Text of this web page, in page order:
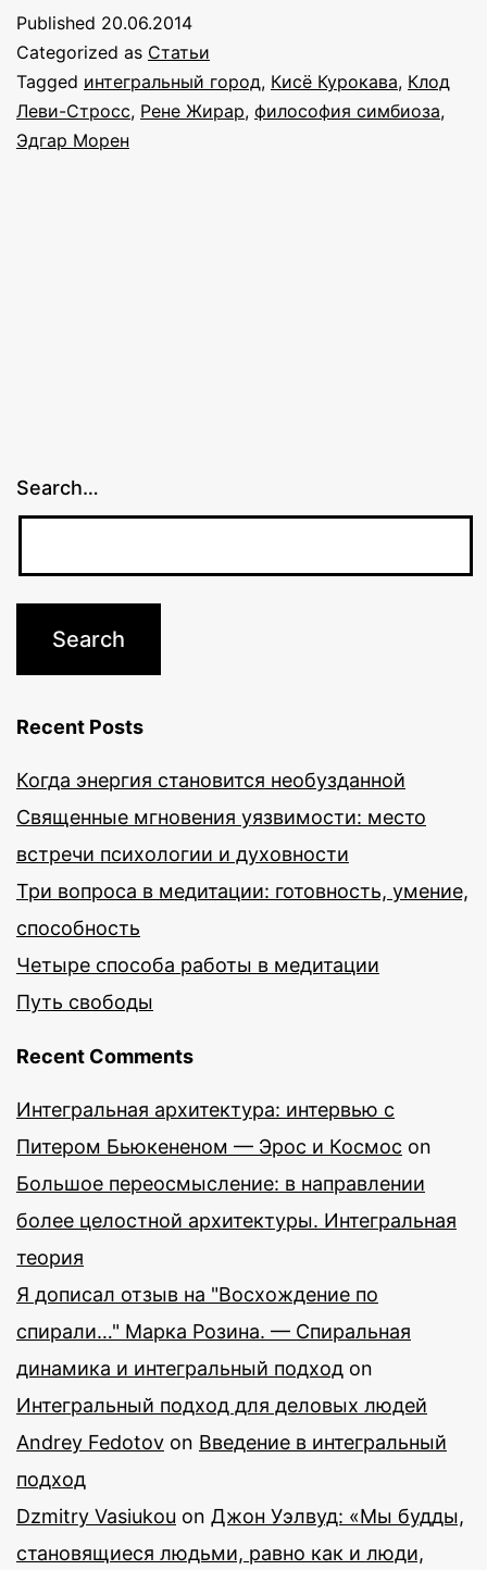
Впуская
«шум»
Published 20.06.2014
Categorized as Статьи
Tagged интегральный город, Кисё Курокава, Клод
Леви-Стросс, Рене Жирар, философия симбиоза,
Эдгар Морен
Search…
Recent Posts
Когда энергия становится необузданной
Священные мгновения уязвимости: место
встречи психологии и духовности
Три вопроса в медитации: готовность, умение,
способность
Четыре способа работы в медитации
Путь свободы
Recent Comments
Интегральная архитектура: интервью с
Питером Бьюкененом — Эрос и Космос on
Большое переосмысление: в направлении
более целостной архитектуры. Интегральная
теория
Я дописал отзыв на "Восхождение по
спирали…" Марка Розина. — Спиральная
динамика и интегральный подход on
Интегральный подход для деловых людей
Andrey Fedotov on Введение в интегральный
подход
Dzmitry Vasiukou on Джон Уэлвуд: «Мы будды,
становящиеся людьми, равно как и люди,